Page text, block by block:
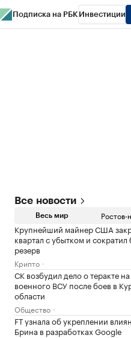
Подписка на РБК Инвестиции
Все новости
Весь мир Ростов-
Крупнейший майнер США
квартал с убытком и сократил
резерв
Крипто
СК возбудил дело о теракте на
военного ВСУ после боев в
области
Общество
FT узнала об укреплении
Брина в разработках Google